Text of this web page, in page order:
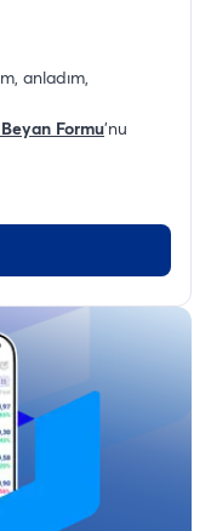
anladım,
Formu'nu